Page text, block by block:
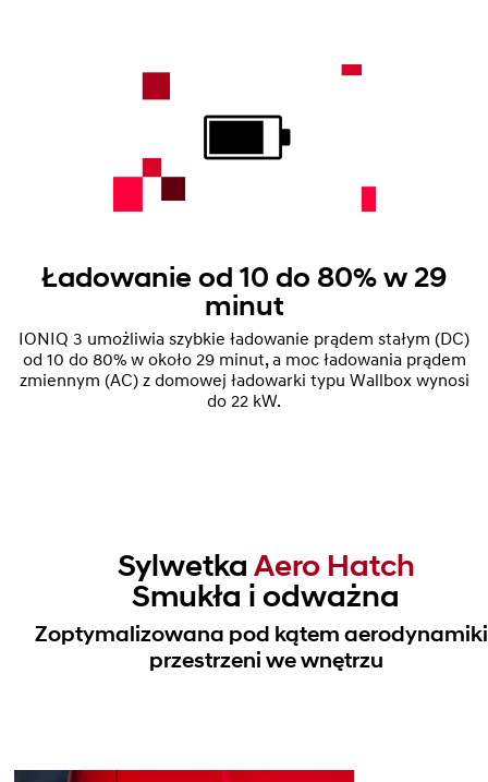
Ładowanie od 10 do 80% w 29
minut
IONIQ 3 umożliwia szybkie ładowanie prądem stałym (DC)
od 10 do 80% w około 29 minut, a moc ładowania prądem
zmiennym (AC) z domowej ładowarki typu Wallbox wynosi
do 22 kW.
Sylwetka Aero Hatch
Smukła i odważna
Zoptymalizowana pod kątem
przestrzeni we wnętrzu